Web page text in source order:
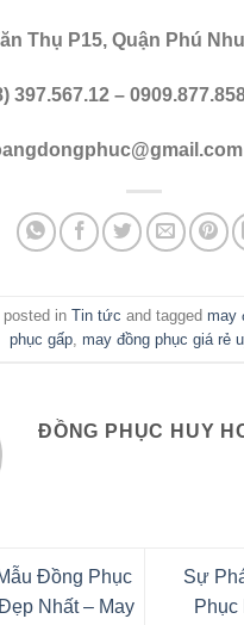
Thụ P15, Quận Phú
397.567.12 –
in Tin tức and tagged may
phục gấp, may đồng phục giá rẻ
ĐỒNG PHỤC HUY
Đồng Phục
Nhất – May
Sự
Phục